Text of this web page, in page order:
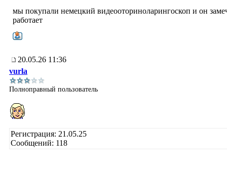
мы покупали немецкий видеооториноларингоскоп и он
работает
20.05.26 11:36
vurla
Полноправный пользователь
Регистрация: 21.05.25
Сообщений: 118